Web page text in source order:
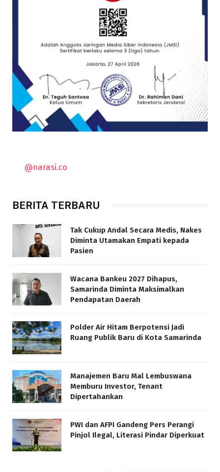
@narasi.co
BERITA TERBARU
Tak Cukup Andal Secara Medis, Nakes
Diminta Utamakan Empati kepada
Pasien
Wacana Bankeu 2027 Dihapus,
Samarinda Diminta Maksimalkan
Pendapatan Daerah
Polder Air Hitam Berpotensi Jadi
Ruang Publik Baru di Kota Samarinda
Manajemen Baru Mal Lembuswana
Memburu Investor, Tenant
Dipertahankan
PWI dan AFPI Gandeng Pers Perangi
Pinjol Ilegal, Literasi Pindar Diperkuat